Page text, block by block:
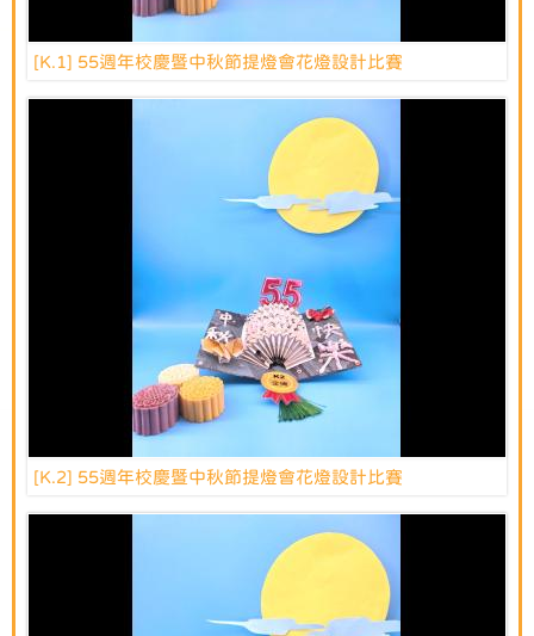
[K.1] 55週年校慶暨中秋節提燈會花燈設計比賽
[K.2] 55週年校慶暨中秋節提燈會花燈設計比賽